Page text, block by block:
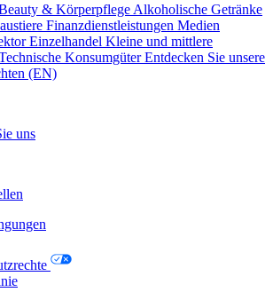
& Körperpflege Alkoholische Getränke
Finanzdienstleistungen Medien
Einzelhandel Kleine und mittlere
Konsumgüter Entdecken Sie unsere
(EN)
uns